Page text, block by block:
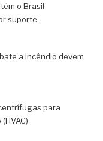
o Brasil
suporte.
a incêndio devem
para